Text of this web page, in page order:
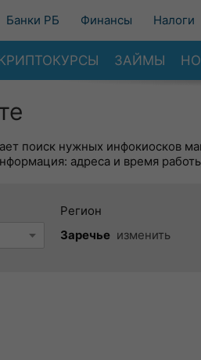
Банки РБ Финансы Налоги
ЗАЙМЫ
поиск нужных инфокиосков
адреса и время
Регион
Заречье изменить